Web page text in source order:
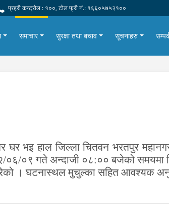
प्रहरी कन्ट्रोल : १००, टोल फ्री नं.: १६६०५७५२१००
समाचार सुरक्षा तथा बचाव सूचनाहरु
घर भइ हाल जिल्लाचितवन भरतपुर महान
०६/०९ गते अन्दाजी ०८:०० बजेको समयमा
। घटनास्थल मुचुल्का सहित आवश्यक